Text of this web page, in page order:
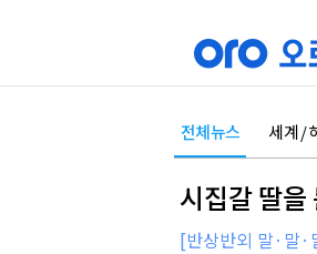
전체뉴스 세계 /
시집갈 딸
[반상반외 말·말·